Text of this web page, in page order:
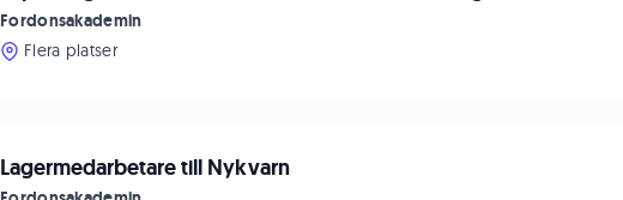
Fordonsakademin
Flera platser
Lagermedarbetare till Nykvarn